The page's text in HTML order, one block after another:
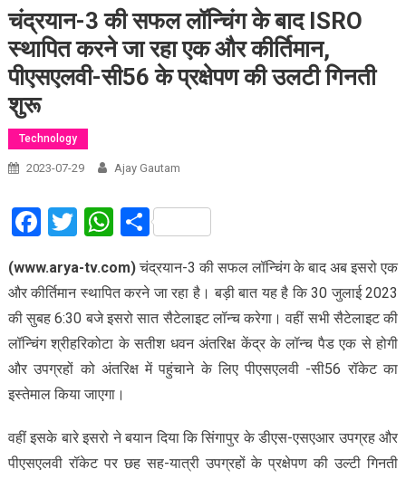
चंद्रयान-3 की सफल लॉन्चिंग के बाद ISRO
स्थापित करने जा रहा एक और कीर्तिमान,
पीएसएलवी-सी56 के प्रक्षेपण की उलटी गिनती
शुरू
Technology
2023-07-29 Ajay Gautam
Facebook
Twitter
WhatsApp
Share
(www.arya-tv.com)चंद्रयान-3 की सफल लॉन्चिंग के बाद अब इसरो एक
और कीर्तिमान स्थापित करने जा रहा है। बड़ी बात यह है कि 30 जुलाई 2023
की सुबह 6:30 बजे इसरो सात सैटेलाइट लॉन्च करेगा। वहीं सभी सैटेलाइट की
लॉन्चिंग श्रीहरिकोटा के सतीश धवन अंतरिक्ष केंद्र के लॉन्च पैड एक से होगी
और उपग्रहों को अंतरिक्ष में पहुंचाने के लिए पीएसएलवी -सी56 रॉकेट का
इस्तेमाल किया जाएगा।
वहीं इसके बारे इसरो ने बयान दिया कि सिंगापुर के डीएस-एसएआर उपग्रह और
पीएसएलवी रॉकेट पर छह सह-यात्री उपग्रहों के प्रक्षेपण की उल्टी गिनती